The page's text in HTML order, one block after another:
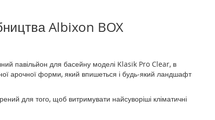
Albixon BOX
павільйон для басейну моделі Klasik Pro Clear, в
арочної форми, який впишеться і будь-який ландшафт
для того, щоб витримувати найсуворіші кліматичні